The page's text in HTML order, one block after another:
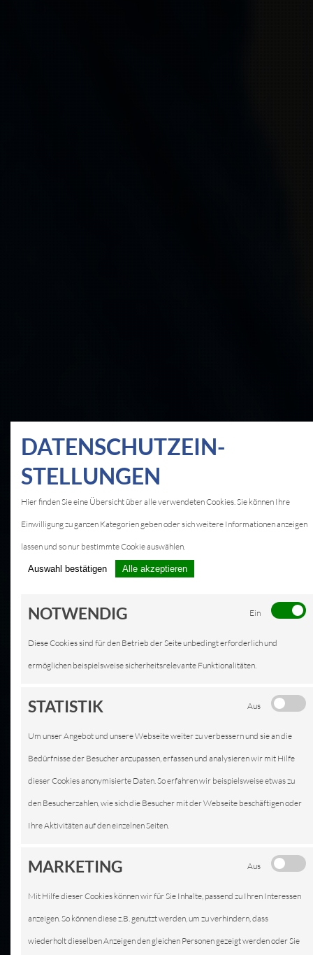
KFZ-SERVICE IN
WORMS
WERKSTATT
DATEN­SCHUTZ­EIN­
STELLUNGEN
Hier finden Sie eine Übersicht über alle verwendeten Cookies. Sie können Ihre
Einwilligung zu ganzen Kategorien geben oder sich weitere Informationen anzeigen
lassen und so nur bestimmte Cookie auswählen.
Auswahl bestätigen Alle akzeptieren
NOTWENDIG Ein
Diese Cookies sind für den Betrieb der Seite unbedingt erforderlich und
ermöglichen beispielsweise sicherheitsrelevante Funktionalitäten.
STATISTIK Aus
Um unser Angebot und unsere Webseite weiter zu verbessern und sie an die
Bedürfnisse der Besucher anzupassen, erfassen und analysieren wir mit Hilfe
dieser Cookies anonymisierte Daten. So erfahren wir beispielsweise etwas zu
den Besucherzahlen, wie sich die Besucher mit der Webseite beschäftigen oder
Ihre Aktivitäten auf den einzelnen Seiten.
MARKETING Aus
Mit Hilfe dieser Cookies können wir für Sie Inhalte, passend zu Ihren Interessen
anzeigen. So können diese z.B. genutzt werden, um zu verhindern, dass
wiederholt dieselben Anzeigen den gleichen Personen gezeigt werden oder Sie